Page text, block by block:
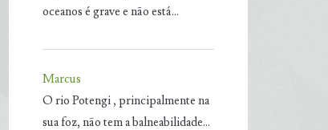
oceanos é grave e não está…
Marcus
O rio Potengi , principalmente na
sua foz, não tem a balneabilidade…